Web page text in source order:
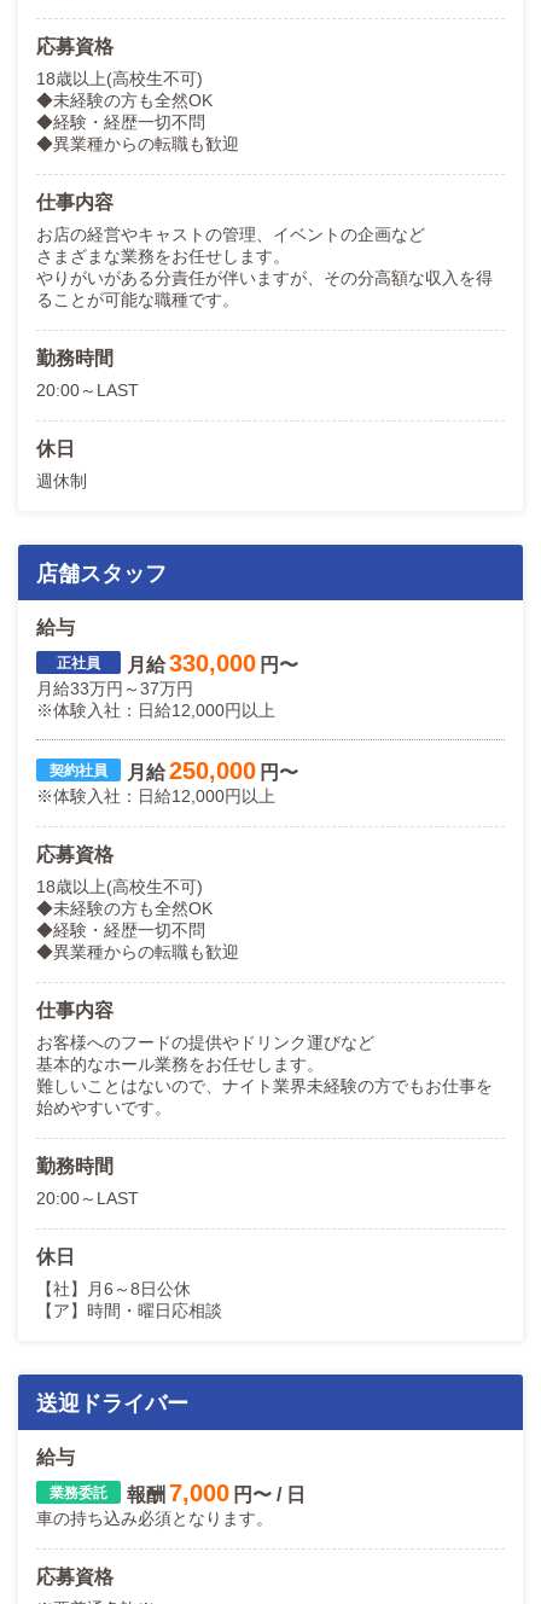
応募資格
18歳以上(高校生不可)
◆未経験の方も全然OK
◆経験・経歴一切不問
◆異業種からの転職も歓迎
仕事内容
お店の経営やキャストの管理、イベントの企画など
さまざまな業務をお任せします。
やりがいがある分責任が伴いますが、その分高額な収入を得
ることが可能な職種です。
勤務時間
20:00～LAST
休日
週休制
店舗スタッフ
給与
月給330,000 円〜
月給33万円～37万円
※体験入社：日給12,000円以上
月給250,000 円〜
※体験入社：日給12,000円以上
応募資格
18歳以上(高校生不可)
◆未経験の方も全然OK
◆経験・経歴一切不問
◆異業種からの転職も歓迎
仕事内容
お客様へのフードの提供やドリンク運びなど
基本的なホール業務をお任せします。
難しいことはないので、ナイト業界未経験の方でもお仕事を
始めやすいです。
勤務時間
20:00～LAST
休日
【社】月6～8日公休
【ア】時間・曜日応相談
送迎ドライバー
給与
報酬 7,000 円〜 / 日
車の持ち込み必須となります。
応募資格